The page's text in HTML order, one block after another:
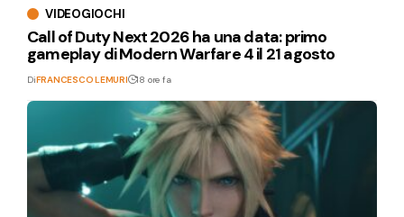
VIDEOGIOCHI
Call of Duty Next 2026 ha una data: primo
gameplay di Modern Warfare 4 il 21 agosto
DiFRANCESCO LEMURI 18 ore fa